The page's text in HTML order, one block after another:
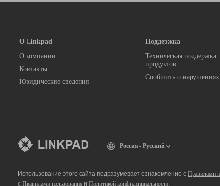
О Linkpad
О компании
Контакты
Юридические сведения
Поддержка
Техническая поддержка
продуктов
Сообщить о нарушениях
Россия - Русский
Использование этого сайта подразумевает ознакомление с Правилами
с Правилами пользования и Политикой конфиденциальности.